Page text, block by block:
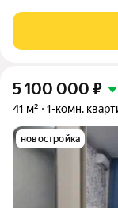
атмосферу
необходимые
5 100 000 ₽
41 м² 1-комн.
новостройка